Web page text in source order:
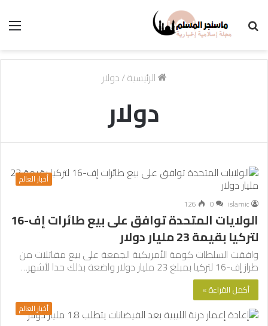
الرئيسية/دولار
دولار
أخبار العالم
islamic
0
126
الولايات المتحدة توافق على بيع طائرات إف-16
لتركيا بقيمة 23 مليار دولار
وافقت السلطات كومة الأمريكية الجمعة على بيع مقاتلات من
طراز إف-16 لتركيا بمبلغ 23 مليار دولار واضعة بذلك حدا لأشهر…
أكمل القراءة »
أخبار العالم